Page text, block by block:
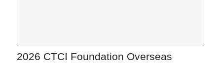
2026 CTCI Foundation Overseas